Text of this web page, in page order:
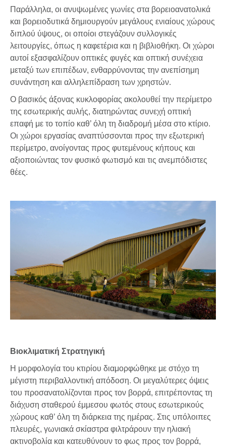
Παράλληλα, οι ανυψωμένες γωνίες στα βορειοανατολικά
και βορειοδυτικά δημιουργούν μεγάλους ενιαίους χώρους
διπλού ύψους, οι οποίοι στεγάζουν συλλογικές
λειτουργίες, όπως η καφετέρια και η βιβλιοθήκη. Οι χώροι
αυτοί εξασφαλίζουν οπτικές φυγές και οπτική συνέχεια
μεταξύ των επιπέδων, ενθαρρύνοντας την ανεπίσημη
συνάντηση και αλληλεπίδραση των χρηστών.
Ο βασικός άξονας κυκλοφορίας ακολουθεί την περίμετρο
της εσωτερικής αυλής, διατηρώντας συνεχή οπτική
επαφή με το τοπίο καθ’ όλη τη διαδρομή μέσα στο κτίριο.
Οι χώροι εργασίας αναπτύσσονται προς την εξωτερική
περίμετρο, ανοίγοντας προς φυτεμένους κήπους και
αξιοποιώντας τον φυσικό φωτισμό και τις ανεμπόδιστες
θέες.
Βιοκλιματική Στρατηγική
Η μορφολογία του κτιρίου διαμορφώθηκε με στόχο τη
μέγιστη περιβαλλοντική απόδοση. Οι μεγαλύτερες όψεις
του προσανατολίζονται προς τον βορρά, επιτρέποντας τη
διάχυση σταθερού έμμεσου φωτός στους εσωτερικούς
χώρους καθ’ όλη τη διάρκεια της ημέρας. Στις υπόλοιπες
πλευρές, γωνιακά σκίαστρα φιλτράρουν την ηλιακή
ακτινοβολία και κατευθύνουν το φως προς τον βορρά,